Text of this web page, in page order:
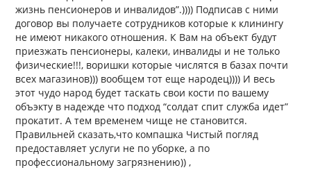
жизнь пенсионеров и инвалидов”.)))) Подписав с ними
договор вы получаете сотрудников которые к клинингу
не имеют никакого отношения. К Вам на объект будут
приезжать пенсионеры, калеки, инвалиды и не только
физические!!!, воришки которые числятся в базах почти
всех магазинов))) вообщем тот еще народец)))) И весь
этот чудо народ будет таскать свои кости по вашему
объэкту в надежде что подход “солдат спит служба идет”
прокатит. А тем временем чище не становится.
Правильней сказать,что компашка Чистый погляд
предоставляет услуги не по уборке, а по
профессиональному загрязнению)) ,